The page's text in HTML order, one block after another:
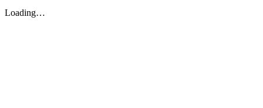
Loading…